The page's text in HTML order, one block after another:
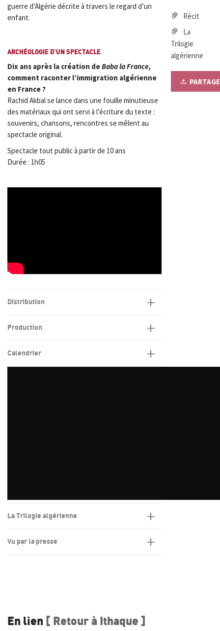
guerre d’Algérie décrite à travers le regard d’un
enfant.
ARCHÉOLOGIE D’UN SPECTACLE
Dix ans après la création deBaba la France,
comment raconter l’immigration algérienne
en France ?
Rachid Akbal se lance dans une fouille minutieuse
des matériaux qui ont servi à l’écriture du texte :
souvenirs, chansons, rencontres se mêlent au
spectacle original.
Spectacle tout public à partir de 10 ans
Durée : 1h05
Distribution
Production
Calendrier
La Trilogie algérienne
Vu par la presse
Récit
La
Trilogie
algérienne
En lien [ Retour à Ithaque ]